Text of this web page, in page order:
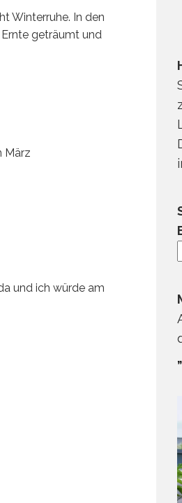
Winterruhe. In den
geträumt und
März
und ich würde am